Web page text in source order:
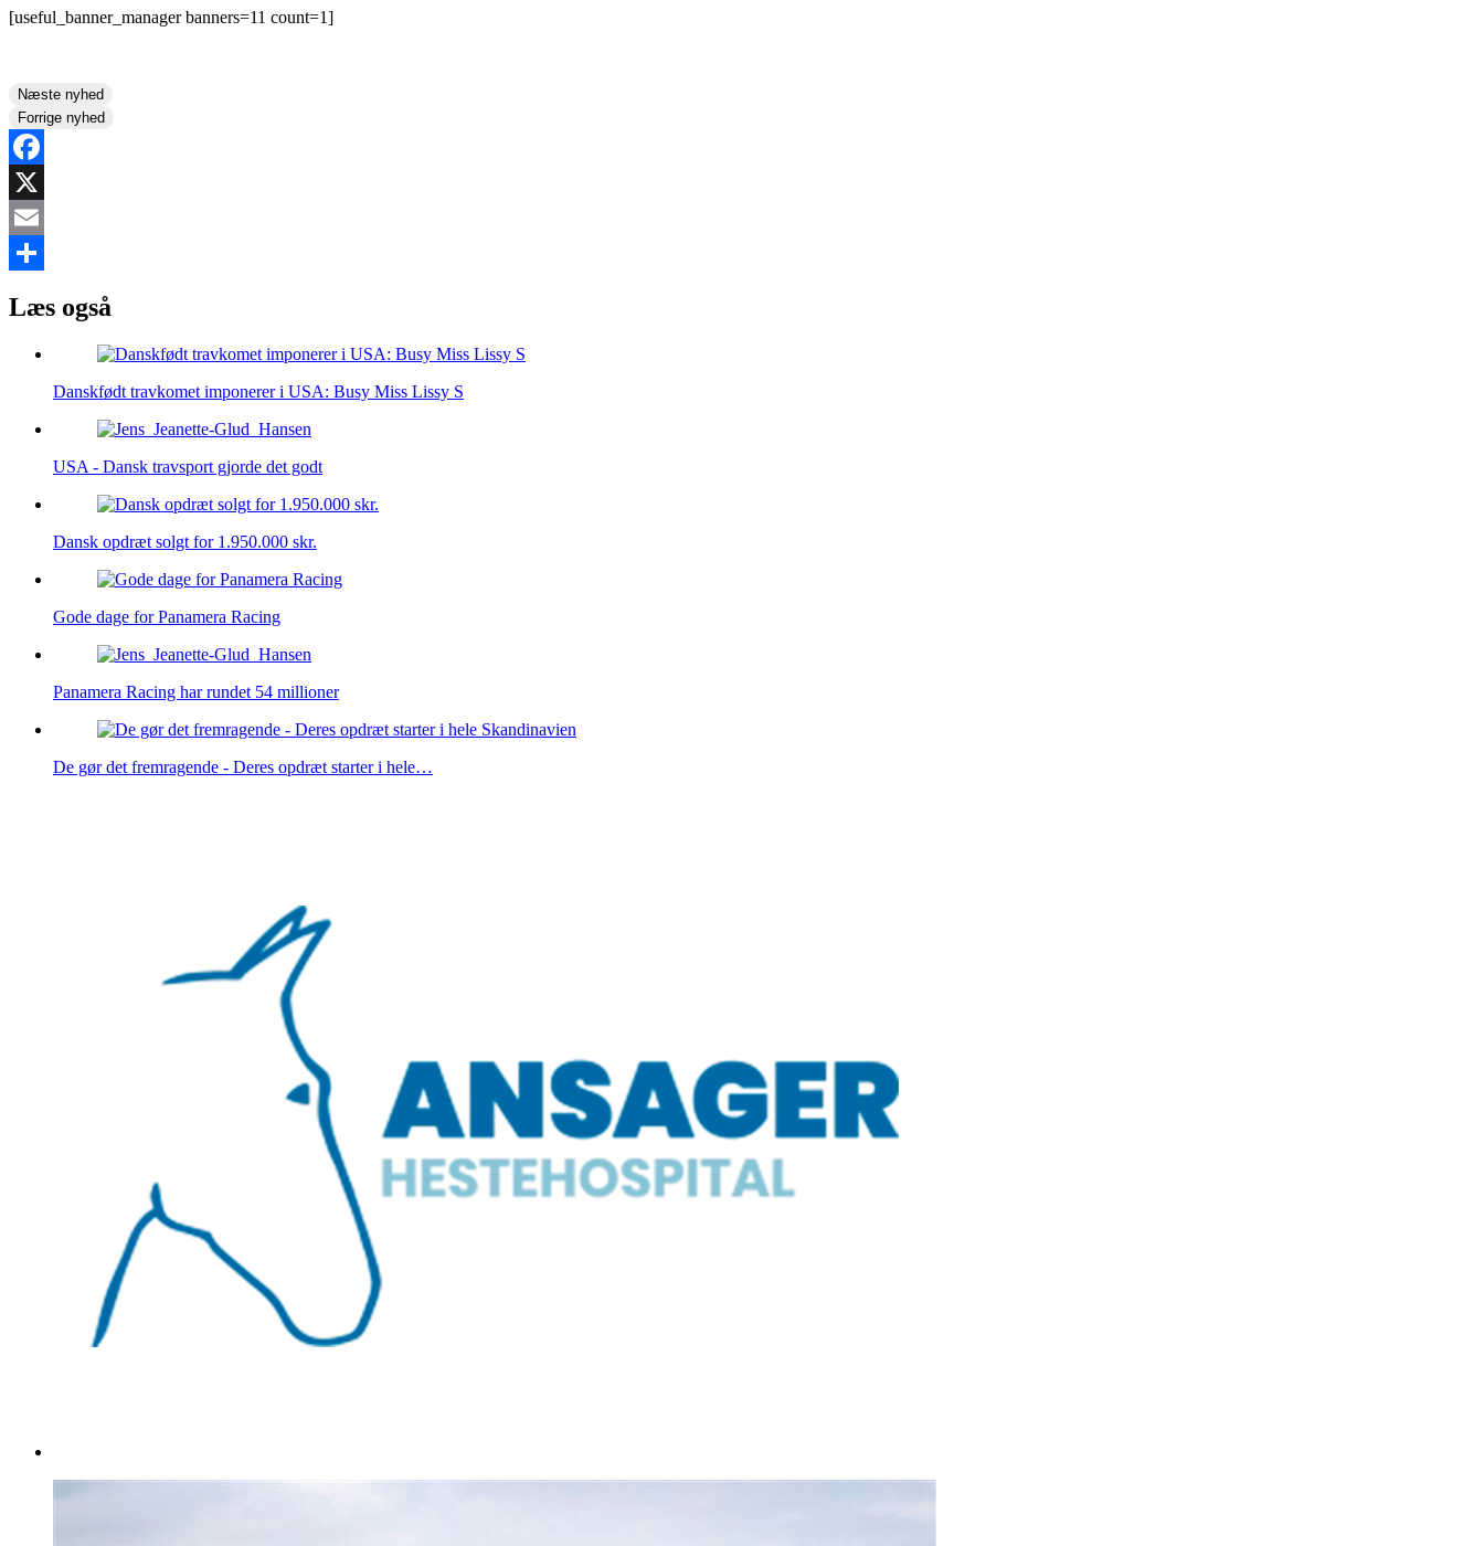
[useful_banner_manager banners=11 count=1]
Næste nyhed
Forrige nyhed
Facebook
X
Email
Læs også
Danskfødt travkomet imponerer i USA: Busy Miss Lissy S
USA - Dansk travsport gjorde det godt
Dansk opdræt solgt for 1.950.000 skr.
Gode dage for Panamera Racing
Panamera Racing har rundet 54 millioner
De gør det fremragende - Deres opdræt starter i hele…